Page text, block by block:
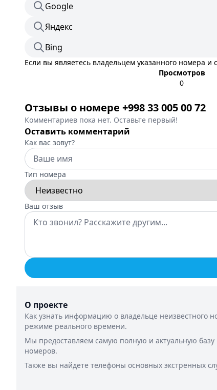
Google
Яндекс
Bing
Если вы являетесь владельцем указанного номера
Просмотров
0
Отзывы о номере +998 33 005 00 72
Комментариев пока нет. Оставьте первый!
Оставить комментарий
Как вас зовут?
Тип номера
Ваш отзыв
О проекте
Как узнать информацию о владельце неизвестного
режиме реального времени.
Мы предоставляем самую полную и актуальную
номеров.
Также вы найдете телефоны основных экстренных